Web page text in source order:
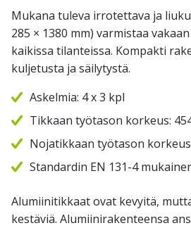
Mukana tuleva irrotettava ja
285 × 1380 mm) varmistaa
kaikissa tilanteissa. Kompakti
kuljetusta ja säilytystä.
Askelmia: 4 x 3 kpl
Tikkaan työtason korkeus:
Nojatikkaan työtason
Standardin EN 131-4
Alumiinitikkaat ovat kevyitä,
kestäviä. Alumiinirakenteensa